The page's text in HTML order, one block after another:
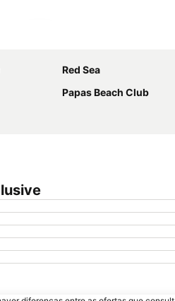
Red Sea
Papas Beach Club